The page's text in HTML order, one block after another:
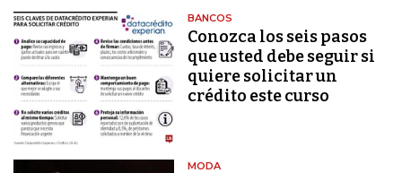
BANCOS
Conozca los seis pasos
que usted debe seguir si
quiere solicitar un
crédito este curso
MODA